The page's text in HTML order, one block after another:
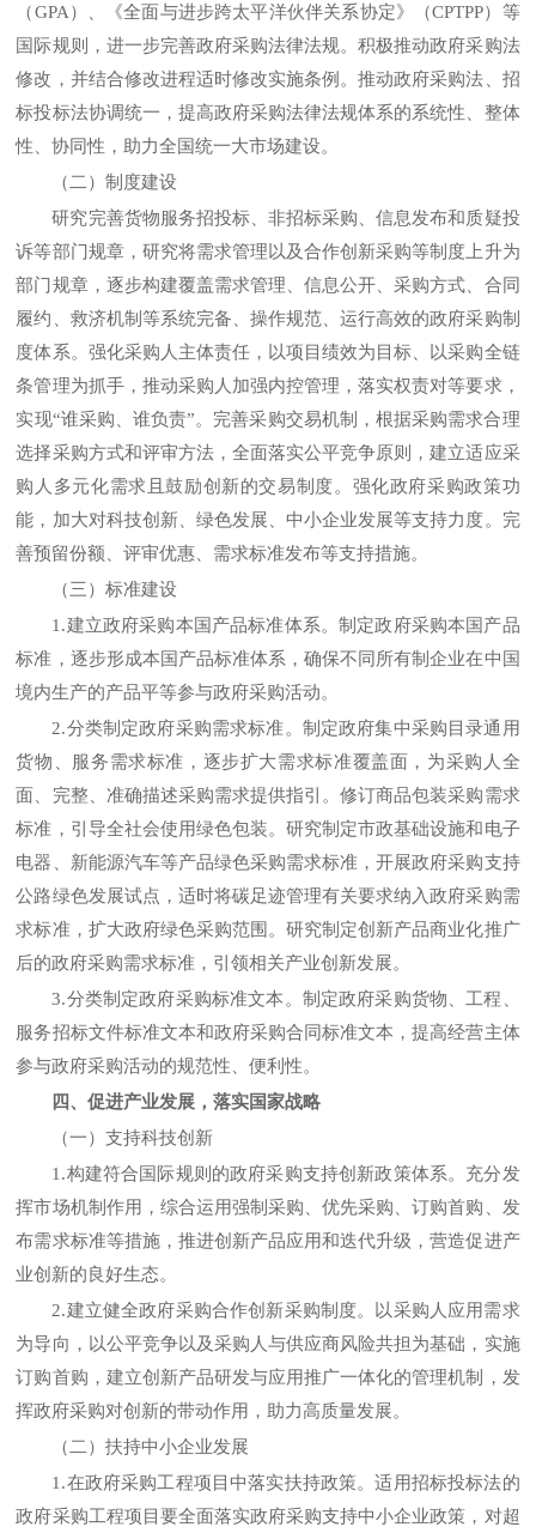
（GPA）、《全面与进步跨太平洋伙伴关系协定》（CPTPP）等
国际规则，进一步完善政府采购法律法规。积极推动政府采购法
修改，并结合修改进程适时修改实施条例。推动政府采购法、招
标投标法协调统一，提高政府采购法律法规体系的系统性、整体
性、协同性，助力全国统一大市场建设。
（二）制度建设
研究完善货物服务招投标、非招标采购、信息发布和质疑投
诉等部门规章，研究将需求管理以及合作创新采购等制度上升为
部门规章，逐步构建覆盖需求管理、信息公开、采购方式、合同
履约、救济机制等系统完备、操作规范、运行高效的政府采购制
度体系。强化采购人主体责任，以项目绩效为目标、以采购全链
条管理为抓手，推动采购人加强内控管理，落实权责对等要求，
实现“谁采购、谁负责”。完善采购交易机制，根据采购需求合理
选择采购方式和评审方法，全面落实公平竞争原则，建立适应采
购人多元化需求且鼓励创新的交易制度。强化政府采购政策功
能，加大对科技创新、绿色发展、中小企业发展等支持力度。完
善预留份额、评审优惠、需求标准发布等支持措施。
（三）标准建设
1.建立政府采购本国产品标准体系。制定政府采购本国产品
标准，逐步形成本国产品标准体系，确保不同所有制企业在中国
境内生产的产品平等参与政府采购活动。
2.分类制定政府采购需求标准。制定政府集中采购目录通用
货物、服务需求标准，逐步扩大需求标准覆盖面，为采购人全
面、完整、准确描述采购需求提供指引。修订商品包装采购需求
标准，引导全社会使用绿色包装。研究制定市政基础设施和电子
电器、新能源汽车等产品绿色采购需求标准，开展政府采购支持
公路绿色发展试点，适时将碳足迹管理有关要求纳入政府采购需
求标准，扩大政府绿色采购范围。研究制定创新产品商业化推广
后的政府采购需求标准，引领相关产业创新发展。
3.分类制定政府采购标准文本。制定政府采购货物、工程、
服务招标文件标准文本和政府采购合同标准文本，提高经营主体
参与政府采购活动的规范性、便利性。
四、促进产业发展，落实国家战略
（一）支持科技创新
1.构建符合国际规则的政府采购支持创新政策体系。充分发
挥市场机制作用，综合运用强制采购、优先采购、订购首购、发
布需求标准等措施，推进创新产品应用和迭代升级，营造促进产
业创新的良好生态。
2.建立健全政府采购合作创新采购制度。以采购人应用需求
为导向，以公平竞争以及采购人与供应商风险共担为基础，实施
订购首购，建立创新产品研发与应用推广一体化的管理机制，发
挥政府采购对创新的带动作用，助力高质量发展。
（二）扶持中小企业发展
1.在政府采购工程项目中落实扶持政策。适用招标投标法的
政府采购工程项目要全面落实政府采购支持中小企业政策，对超